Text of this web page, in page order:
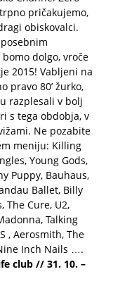
pričakujemo,
obiskovalci.
dolgo, vroče
2015! Vabljeni na
pravo 80’ žurko,
razplesali v bolj
s tega obdobja, v
Ne pozabite
meniju: Killing
Young Gods,
Puppy, Bauhaus,
Ballet, Billy
The Cure, U2,
Talking
, Aerosmith, The
Inch Nails ….
club // 31. 10. –